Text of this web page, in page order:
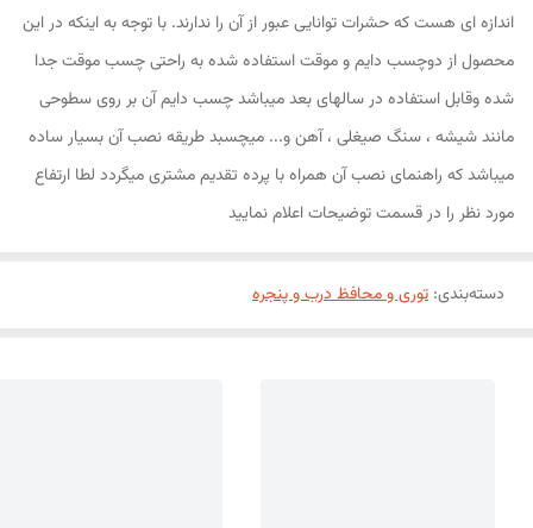
اندازه ای هست که حشرات توانایی عبور از آن را ندارند. با توجه به اینکه در این
محصول از دوچسب دایم و موقت استفاده شده به راحتی چسب موقت جدا
شده وقابل استفاده در سالهای بعد میباشد چسب دایم آن بر روی سطوحی
مانند شیشه ، سنگ صیغلی ، آهن و... میچسبد طریقه نصب آن بسیار ساده
میباشد که راهنمای نصب آن همراه با پرده تقدیم مشتری میگردد لطا ارتفاع
مورد نظر را در قسمت توضیحات اعلام نمایید
دسته‌بندی: توری و محافظ درب و پنجره